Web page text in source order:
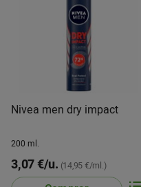
Nivea men dry impact
200 ml.
3,07 €/u. (14,95 €/ml.)